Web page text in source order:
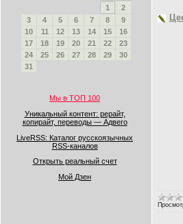
1
2
3
4 5 6 7 8
9
10
11 12 13 14 15
16
17
18 19 20 21 22
23
24
25 26 27 28 29
30
31
Мы в ТОП 100
Уникальный контент: рерайт,
копирайт, переводы — Адвего
LiveRSS: Каталог русскоязычных
RSS-каналов
Открыть реальный счет
Мой Дзен